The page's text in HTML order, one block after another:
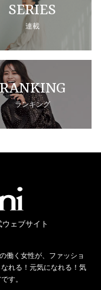
SERIES
連載
ランキング
ェブサイト
働く女性が、ファッショ
れる！元気になれる！気
す。